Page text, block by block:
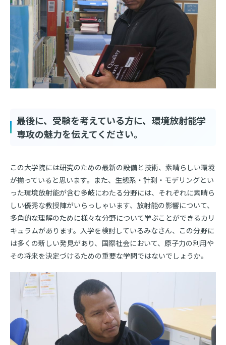
最後に、受験を考えている方に、環境放射能学
専攻の魅力を伝えてください。
この大学院には研究のための最新の設備と技術、素晴らしい環境
が揃っていると思います。また、生態系・計測・モデリングとい
った環境放射能が含む多岐にわたる分野には、それぞれに素晴ら
しい優秀な教授陣がいらっしゃいます、放射能の影響について、
多角的な理解のために様々な分野について学ぶことができるカリ
キュラムがあります。入学を検討しているみなさん、この分野に
は多くの新しい発見があり、国際社会において、原子力の利用や
その将来を決定づけるための重要な学問ではないでしょうか。